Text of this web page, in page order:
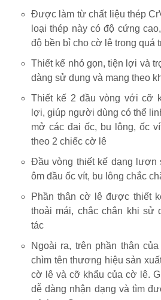
Được làm từ chất liệu thép
loại thép này có độ cứng
độ bền bỉ cho cờ lê trong quá
Thiết kế nhỏ gọn, tiện lợi và
dàng sử dụng và mang theo
Thiết kế 2 đầu vòng với cỡ
lợi, giúp người dùng có thể
mở các đai ốc, bu lông, ốc
theo 2 chiếc cờ lê
Đầu vòng thiết kế dạng lượn
ôm đầu ốc vít, bu lông chắc
Phần thân cờ lê được thiết
thoải mái, chắc chắn khi sử
tác
Ngoài ra, trên phần thân
chìm tên thương hiệu sản
cờ lê và cỡ khẩu của cờ lê.
dễ dàng nhận dạng và tìm